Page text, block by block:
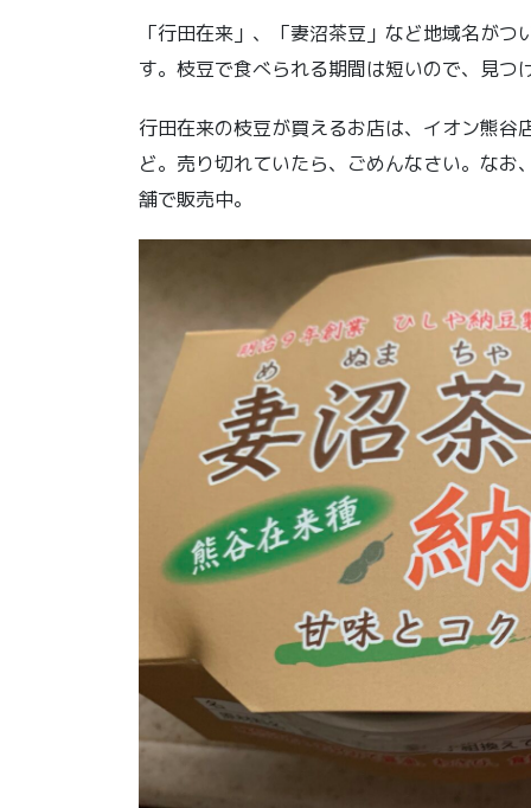
「行田在来」、「妻沼茶豆」など地域名が
す。枝豆で食べられる期間は短いので、見つ
行田在来の枝豆が買えるお店は、イオン熊
ど。売り切れていたら、ごめんなさい。な
舗で販売中。